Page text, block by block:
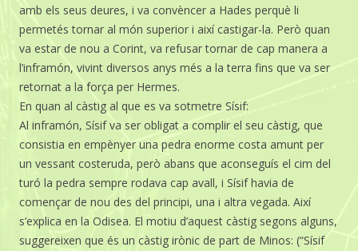
amb els seus deures, i va convèncer a Hades perquè li
permetés tornar al món superior i així castigar-la. Però quan
va estar de nou a Corint, va refusar tornar de cap manera a
l’inframón, vivint diversos anys més a la terra fins que va ser
retornat a la força per Hermes.
En quan al càstig al que es va sotmetre Sísif:
Al inframón, Sísif va ser obligat a complir el seu càstig, que
consistia en empènyer una pedra enorme costa amunt per
un vessant costeruda, però abans que aconseguís el cim del
turó la pedra sempre rodava cap avall, i Sísif havia de
començar de nou des del principi, una i altra vegada. Així
s’explica en la Odisea. El motiu d’aquest càstig segons alguns,
suggereixen que és un càstig irònic de part de Minos: (“Sísif